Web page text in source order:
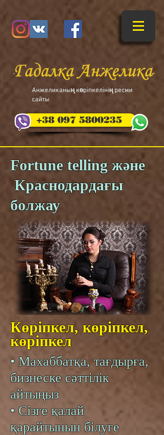
+38 097 5800235
​Анжеликаның көріпкелінің ресми
сайты
Fortune telling және
Краснодардағы
болжау
Көріпкел, көріпкел,
көріпкел
• Махаббатқа, тағдырға,
бизнеске сәттілік
айтыңыз
• Сізге қалай
қарайтынын білуге